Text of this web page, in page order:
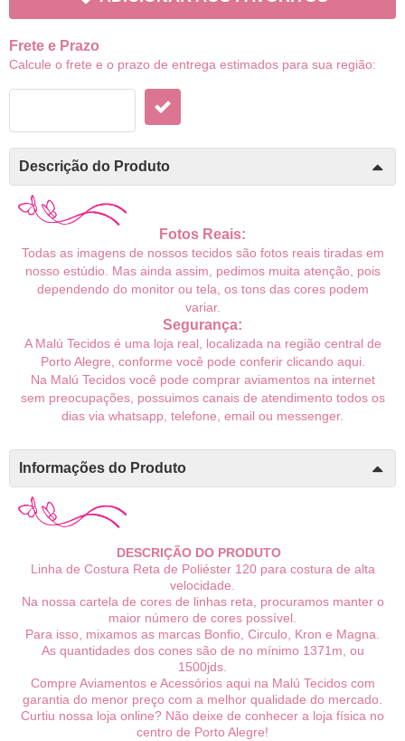
Frete e Prazo
Calcule o frete e o prazo de entrega estimados para sua região:
Descrição do Produto
Fotos Reais:
Todas as imagens de nossos tecidos são fotos reais tiradas em
nosso estúdio. Mas ainda assim, pedimos muita atenção, pois
dependendo do monitor ou tela, os tons das cores podem
variar.
Segurança:
A Malú Tecidos é uma loja real, localizada na região central de
Porto Alegre, conforme você pode conferir clicando aqui.
Na Malú Tecidos você pode comprar aviamentos na internet
sem preocupações, possuimos canais de atendimento todos os
dias via whatsapp, telefone, email ou messenger.
Informações do Produto
DESCRIÇÃO DO PRODUTO
Linha de Costura Reta de Poliéster 120 para costura de alta
velocidade.
Na nossa cartela de cores de linhas reta, procuramos manter o
maior número de cores possível.
Para isso, mixamos as marcas Bonfio, Circulo, Kron e Magna.
As quantidades dos cones são de no mínimo 1371m, ou
1500jds.
Compre Aviamentos e Acessórios aqui na Malú Tecidos com
garantia do menor preço com a melhor qualidade do mercado.
Curtiu nossa loja online? Não deixe de conhecer a loja física no
centro de Porto Alegre!